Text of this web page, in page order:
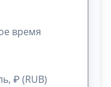
время
₽ (RUB)